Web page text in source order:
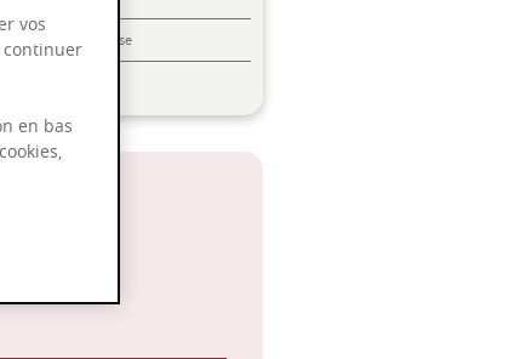
Emballage anti-casse
vos
continuer
en bas